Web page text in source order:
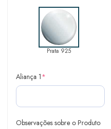
Prata 925
Aliança 1*
Observações sobre o Produto